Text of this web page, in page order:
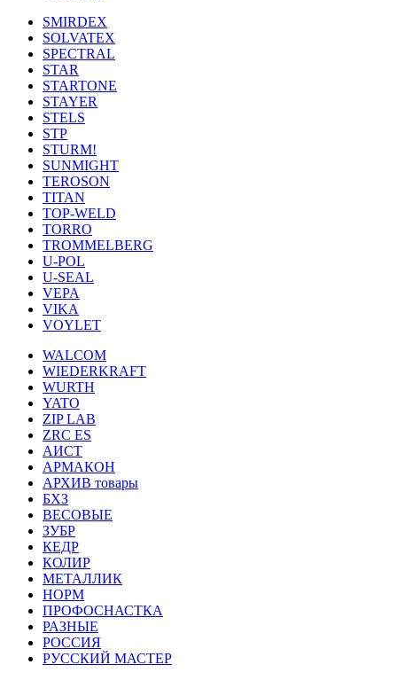
SMIRDEX
SOLVATEX
SPECTRAL
STAR
STARTONE
STAYER
STELS
STP
STURM!
SUNMIGHT
TEROSON
TITAN
TOP-WELD
TORRO
TROMMELBERG
U-POL
U-SEAL
VEPA
VIKA
VOYLET
WALCOM
WIEDERKRAFT
WURTH
YATO
ZIP LAB
ZRC ES
АИСТ
АРМАКОН
АРХИВ товары
БХЗ
ВЕСОВЫЕ
ЗУБР
КЕДР
КОЛИР
МЕТАЛЛИК
НОРМ
ПРОФОСНАСТКА
РАЗНЫЕ
РОССИЯ
РУССКИЙ МАСТЕР